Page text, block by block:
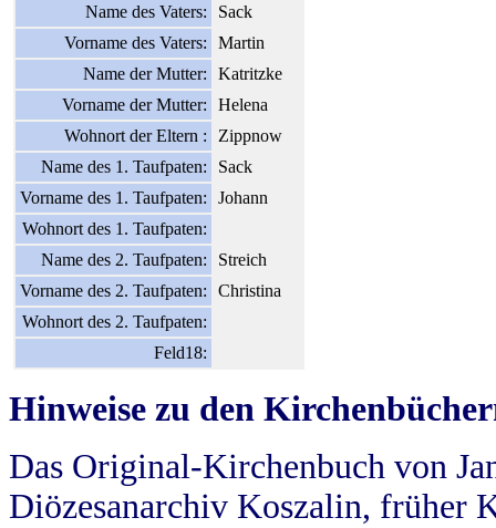
Name des Vaters:
Sack
Vorname des Vaters:
Martin
Name der Mutter:
Katritzke
Vorname der Mutter:
Helena
Wohnort der Eltern :
Zippnow
Name des 1. Taufpaten:
Sack
Vorname des 1. Taufpaten:
Johann
Wohnort des 1. Taufpaten:
Name des 2. Taufpaten:
Streich
Vorname des 2. Taufpaten:
Christina
Wohnort des 2. Taufpaten:
Feld18:
Hinweise zu den
Das Original-Kirchenbuch von
Diözesanarchiv Koszalin, früher